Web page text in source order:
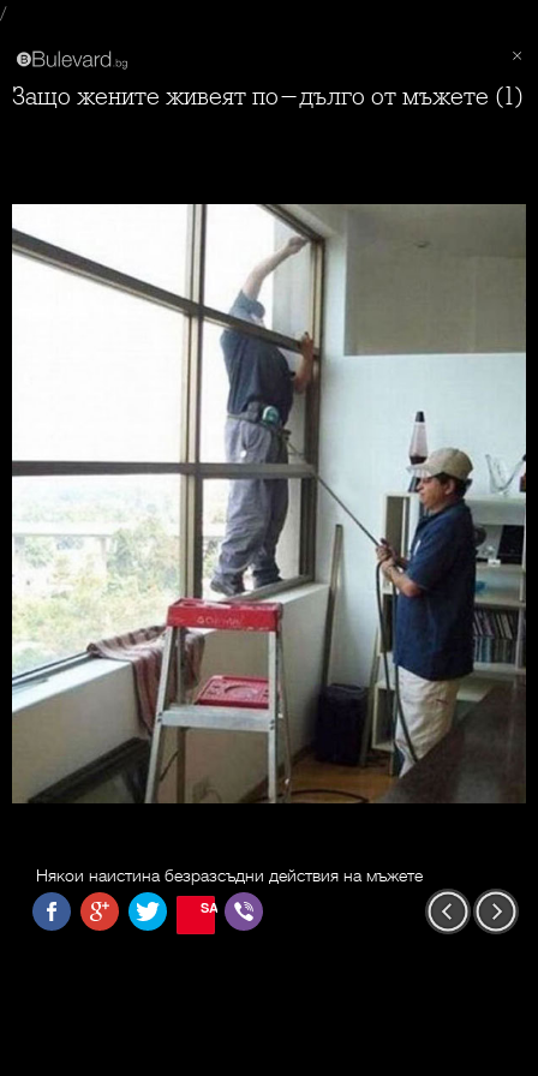
/
Защо жените живеят по-дълго от мъжете (1)
Някои наистина безразсъдни действия на мъжете
SAVE